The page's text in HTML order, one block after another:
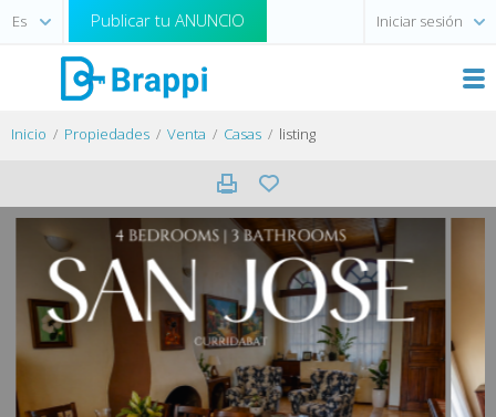
Publicar tu ANUNCIO Iniciar sesión
Inicio Propiedades Venta Casas listing